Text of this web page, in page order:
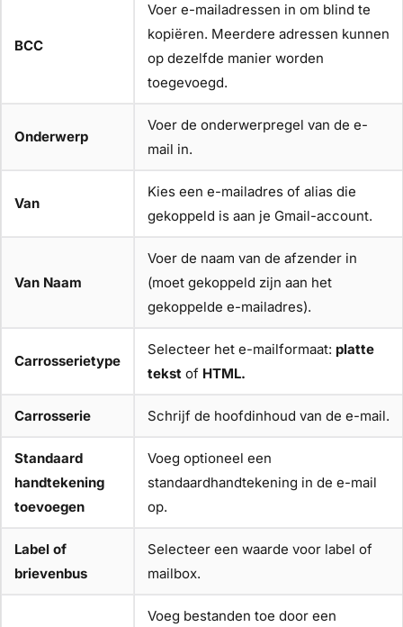
BCC
Voer e-mailadressen in om blind te
kopiëren. Meerdere adressen kunnen
op dezelfde manier worden
toegevoegd.
Onderwerp
Voer de onderwerpregel van de e-
mail in.
Van
Kies een e-mailadres of alias die
gekoppeld is aan je Gmail-account.
Van Naam
Voer de naam van de afzender in
(moet gekoppeld zijn aan het
gekoppelde e-mailadres).
Carrosserietype
Selecteer het e-mailformaat: platte
tekst of HTML.
Carrosserie Schrijf de hoofdinhoud van de e-mail.
Standaard
handtekening
toevoegen
Voeg optioneel een
standaardhandtekening in de e-mail
op.
Label of
brievenbus
Selecteer een waarde voor label of
mailbox.
Voeg bestanden toe door een